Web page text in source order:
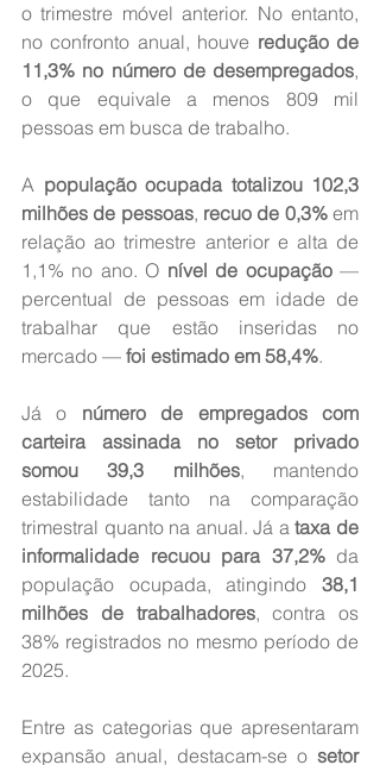
o trimestre móvel anterior. No entanto,
no confronto anual, houve redução de
11,3% no número de desempregados,
o que equivale a menos 809 mil
pessoas em busca de trabalho.
A população ocupada totalizou 102,3
milhões de pessoas, recuo de 0,3% em
relação ao trimestre anterior e alta de
1,1% no ano. O nível de ocupação —
percentual de pessoas em idade de
trabalhar que estão inseridas no
mercado — foi estimado em 58,4%.
Já o número de empregados com
carteira assinada no setor privado
somou 39,3 milhões, mantendo
estabilidade tanto na comparação
trimestral quanto na anual. Já a taxa de
informalidade recuou para 37,2% da
população ocupada, atingindo 38,1
milhões de trabalhadores, contra os
38% registrados no mesmo período de
2025.
Entre as categorias que apresentaram
expansão anual, destacam-se o setor